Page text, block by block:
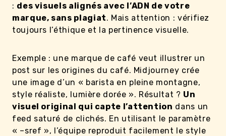
: des visuels alignés avec l’ADN de votre
marque, sans plagiat. Mais attention : vérifiez
toujours l’éthique et la pertinence visuelle.
Exemple : une marque de café veut illustrer un
post sur les origines du café. Midjourney crée
une image d’un « barista en pleine montagne,
style réaliste, lumière dorée ». Résultat ? Un
visuel original qui capte l’attention dans un
feed saturé de clichés. En utilisant le paramètre
« –sref », l’équipe reproduit facilement le style